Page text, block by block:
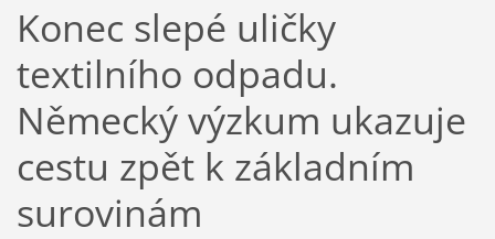
Konec slepé uličky
textilního odpadu.
Německý výzkum ukazuje
cestu zpět k základním
surovinám